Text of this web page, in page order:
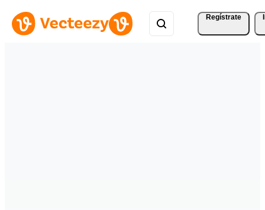
Regístrate